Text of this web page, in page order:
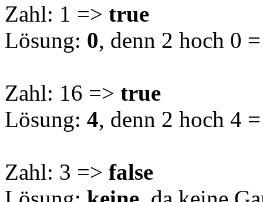
Zahl: 1 => true
Lösung: 0, denn 2 hoch 0
Zahl: 16 => true
Lösung: 4, denn 2 hoch 4
Zahl: 3 => false